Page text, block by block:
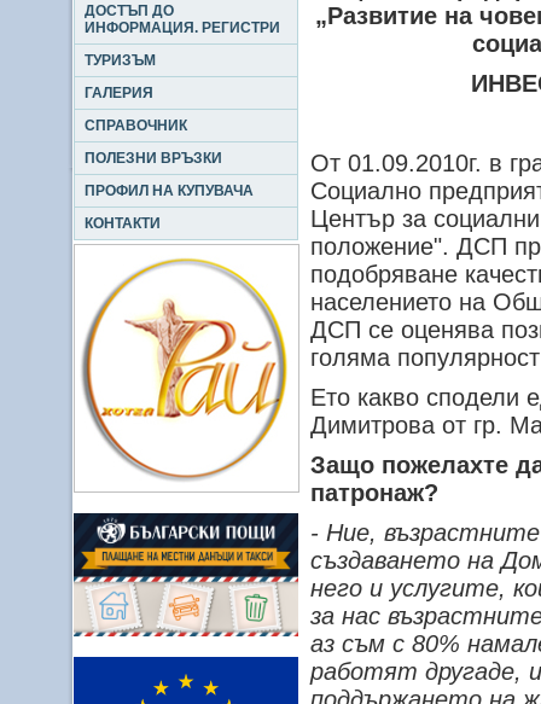
ДОСТЪП ДО
ИНФОРМАЦИЯ. РЕГИСТРИ
ТУРИЗЪМ
ГАЛЕРИЯ
СПРАВОЧНИК
ПОЛЕЗНИ ВРЪЗКИ
ПРОФИЛ НА КУПУВАЧА
КОНТАКТИ
„Развитие на
От 01.09.2010г. в
Социално
Център за
положение". ДСП
подобряване
населението на
ДСП се оценява
голяма
Ето какво сподели
Димитрова от гр.
Защо пожелахте
патронаж?
- Ние,
създаването на
него и услугите,
за нас
аз съм с 80%
работят другаде,